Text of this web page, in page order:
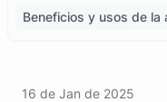
Beneficios y usos de la
16 de Jan de 2025